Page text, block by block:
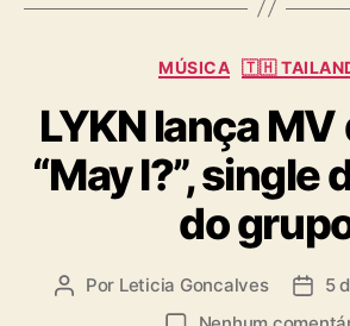
s
C
t
e
g
o
r
i
s
MÚSICA 🇹🇭
LYKN lança MV
“May I?”, single
do
A Por Leticia Goncalves
D 5